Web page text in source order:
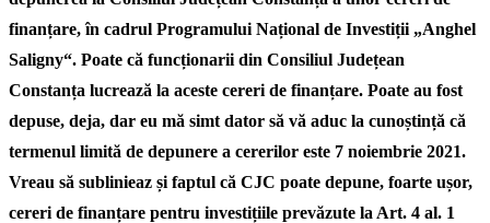
finanțare, în cadrul Programului Național de Investiții „Anghel
Saligny“. Poate că funcționarii din Consiliul Județean
Constanța lucrează la aceste cereri de finanțare. Poate au fost
depuse, deja, dar eu mă simt dator să vă aduc la cunoștință că
termenul limită de depunere a cererilor este 7 noiembrie 2021.
Vreau să sublinieaz și faptul că CJC poate depune, foarte ușor,
cereri de finanțare pentru investițiile prevăzute la Art. 4 al. 1